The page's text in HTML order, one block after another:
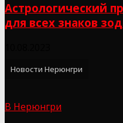
Астрологический
для всех знаков
Новости Нерюнгри
В Нерюнгри